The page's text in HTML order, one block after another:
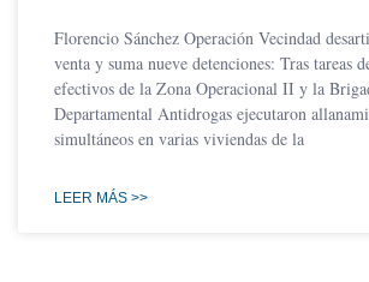
Florencio Sánchez Operación Vecindad
venta y suma nueve detenciones: Tras tareas
efectivos de la Zona Operacional II y la
Departamental Antidrogas ejecutaron
simultáneos en varias viviendas de la
LEER MÁS >>